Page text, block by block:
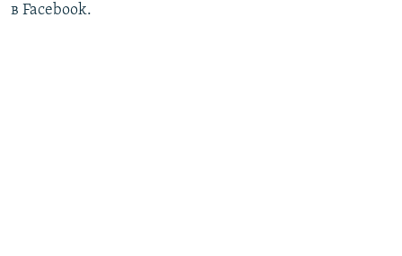
в Facebook.